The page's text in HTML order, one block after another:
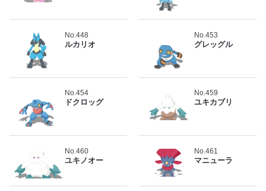
No.448
ルカリオ
No.453
グレッグル
No.454
ドクロッグ
No.459
ユキカブリ
No.460
ユキノオー
No.461
マニューラ